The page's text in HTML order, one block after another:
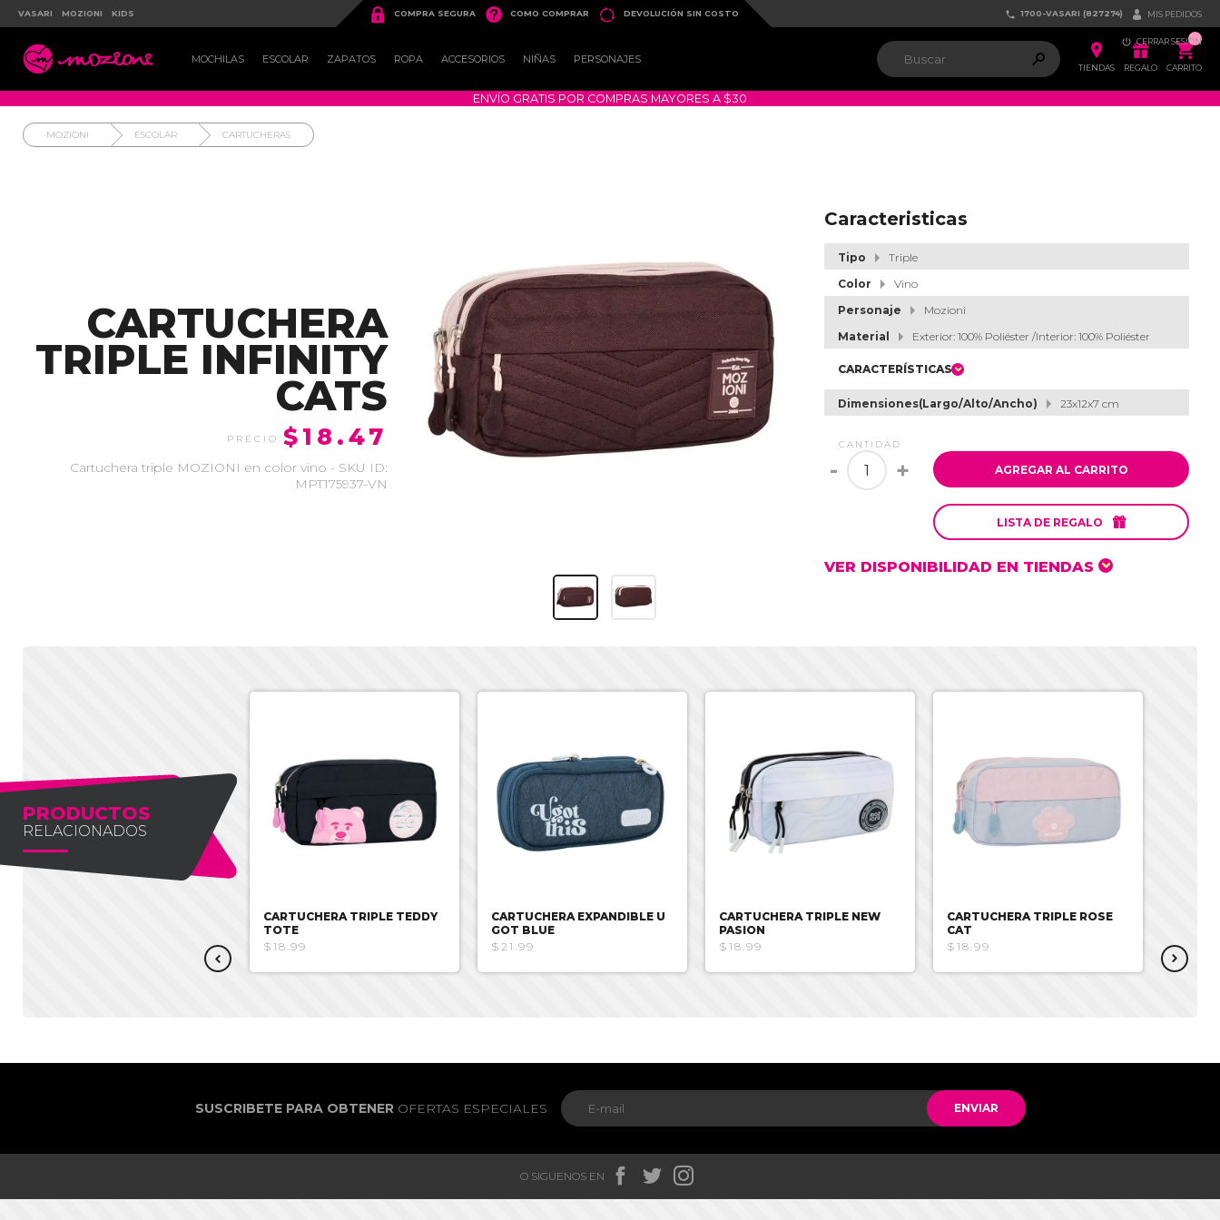
VASARI MOZIONI KIDS  COMPRA SEGURA  COMO COMPRAR  DEVOLUCIÓN SIN COSTO  1700-VASARI (827274)  MIS PEDIDOS
 CERRAR SESIÓN
 MOCHILAS ESCOLAR ZAPATOS ROPA ACCESORIOS NIÑAS PERSONAJES  
TIENDAS

REGALO
ຐ
CARRITO
ENVÍO GRATIS POR COMPRAS MAYORES A $30
MOZIONI ESCOLAR CARTUCHERAS
CARTUCHERA
TRIPLE INFINITY
CATS
$18.47
Cartuchera triple MOZIONI en color vino - SKU ID:
MPT175937-VN
Caracteristicas
Tipo
Triple
Color
Vino
Personaje
Mozioni
Material
Exterior: 100% Poliéster /Interior: 100% Poliéster
CARACTERÍSTICAS
Dimensiones(Largo/Alto/Ancho) 23x12x7 cm
CANTIDAD
- + AGREGAR AL CARRITO
LISTA DE REGALO 
VER DISPONIBILIDAD EN TIENDAS
PRODUCTOS
RELACIONADOS
CARTUCHERA TRIPLE TEDDY
TOTE
$18.99
CARTUCHERA EXPANDIBLE U
GOT BLUE
$21.99
CARTUCHERA TRIPLE NEW
PASION
$18.99
CARTUCHERA TRIPLE ROSE
CAT
$18.99
$18.99
SUSCRIBETE PARA OBTENEROFERTAS ESPECIALES ENVIAR
O SIGUENOS EN   